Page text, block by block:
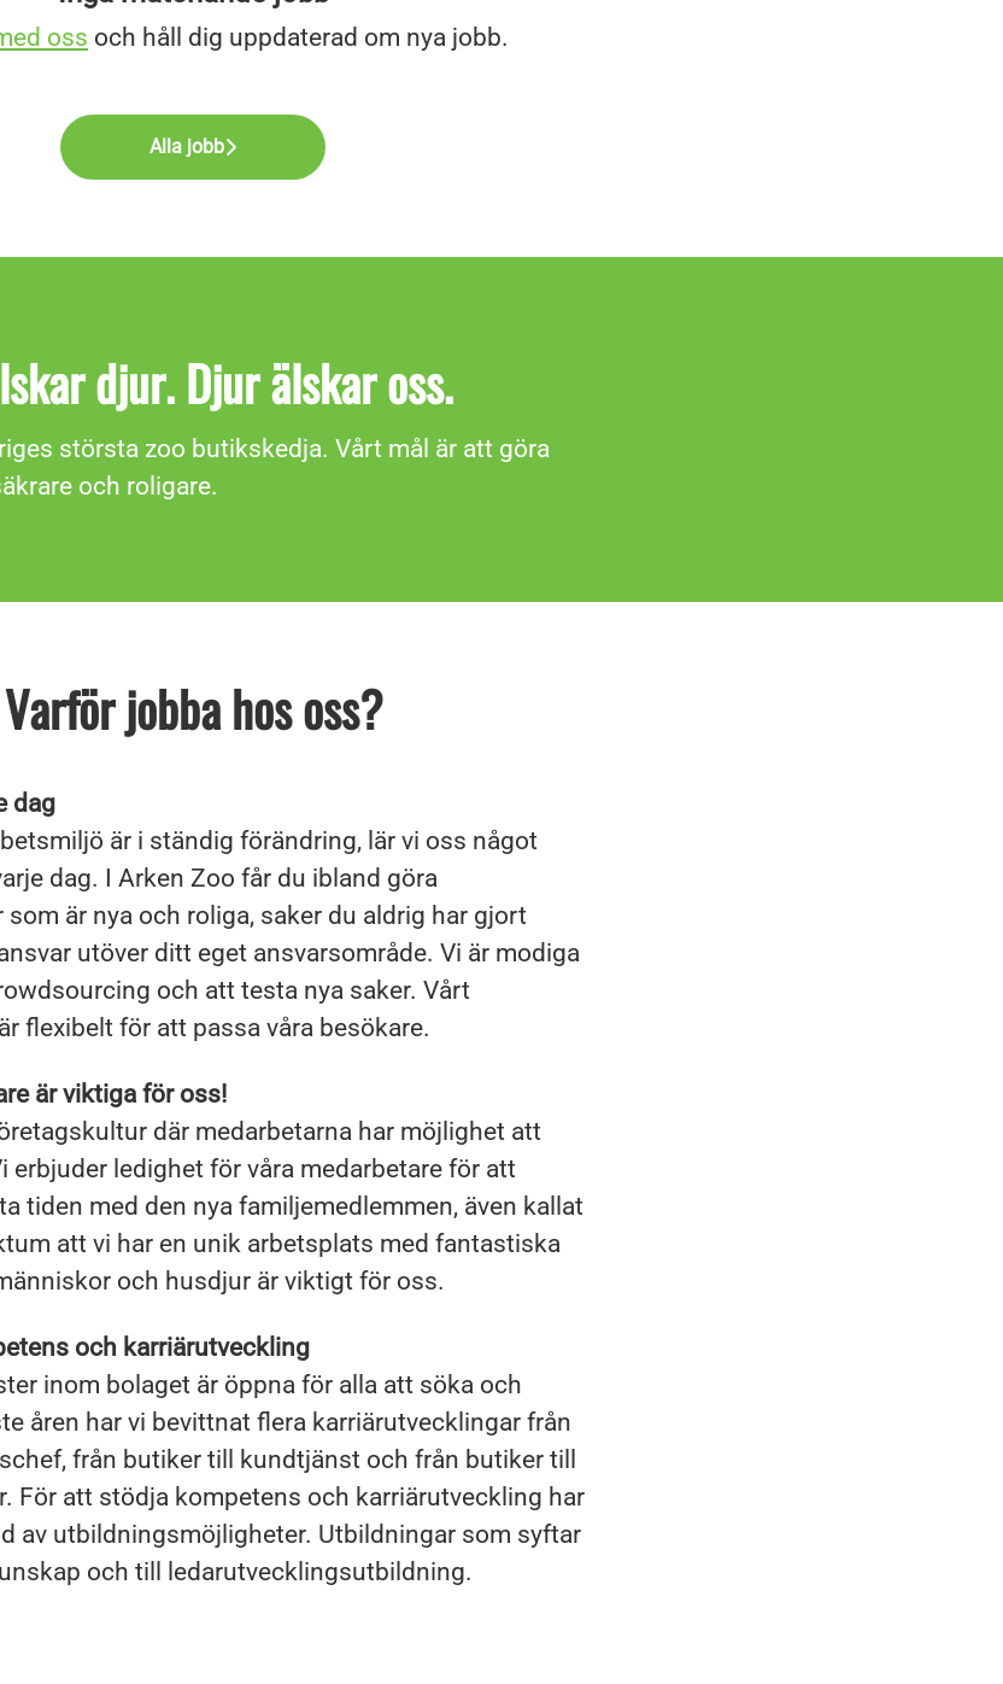
oss och håll dig uppdaterad om nya jobb.
Alla jobb
djur. Djur älskar oss.
största zoo butikskedja. Vårt mål är att göra
och roligare.
Varför jobba hos oss?
dag
är i ständig förändring, lär vi oss något
dag. I Arken Zoo får du ibland göra
är nya och roliga, saker du aldrig har gjort
utöver ditt eget ansvarsområde. Vi är modiga
och att testa nya saker. Vårt
flexibelt för att passa våra besökare.
är viktiga för oss!
där medarbetarna har möjlighet att
erbjuder ledighet för våra medarbetare för att
tiden med den nya familjemedlemmen, även kallat
att vi har en unik arbetsplats med fantastiska
och husdjur är viktigt för oss.
och karriärutveckling
inom bolaget är öppna för alla att söka och
åren har vi bevittnat flera karriärutvecklingar från
från butiker till kundtjänst och från butiker till
För att stödja kompetens och karriärutveckling har
av utbildningsmöjligheter. Utbildningar som syftar
och till ledarutvecklingsutbildning.